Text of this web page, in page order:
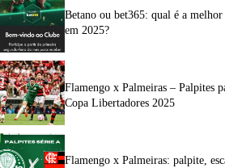
Betano ou bet365: qual é a melhor
em 2025?
Flamengo x Palmeiras – Palpites
Copa Libertadores 2025
Flamengo x Palmeiras: palpite,